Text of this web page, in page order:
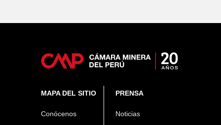
MAPA DEL SITIO
Conócenos
PRENSA
Noticias